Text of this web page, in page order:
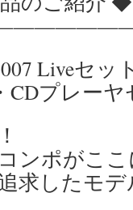
Liveセッ
プレーヤ
ンポがこ
求したモデ